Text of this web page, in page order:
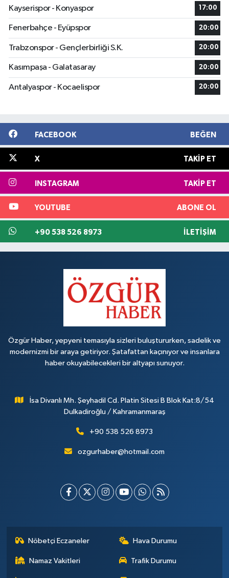
Kayserispor - Konyaspor
17:00
Fenerbahçe - Eyüpspor 20:00
Trabzonspor - Gençlerbirliği S.K. 20:00
Kasımpaşa - Galatasaray 20:00
Antalyaspor - Kocaelispor 20:00
FACEBOOK BEĞEN
X TAKIP ET
INSTAGRAM TAKIP ET
YOUTUBE ABONE OL
+90 538 526 8973 İLETIŞIM
Özgür Haber, yepyeni temasıyla sizleri buluştururken, sadelik ve
modernizmi bir araya getiriyor. Şatafattan kaçınıyor ve insanlara
haber okuyabilecekleri bir altyapı sunuyor.
İsa Divanlı Mh. Şeyhadil Cd. Platin Sitesi B Blok Kat:8/54
Dulkadiroğlu / Kahramanmaraş
+90 538 526 8973
ozgurhaber@hotmail.com
Nöbetçi Eczaneler Hava Durumu
Namaz Vakitleri Trafik Durumu